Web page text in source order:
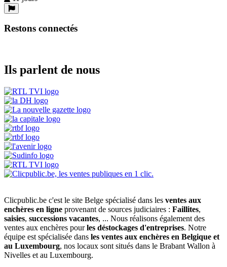
Restons connectés
Ils parlent de nous
Clicpublic.be c'est le site Belge spécialisé dans les ventes aux
enchères en ligne provenant de sources judiciaires : Faillites,
saisies, successions vacantes, ... Nous réalisons également des
ventes aux enchères pourles déstockages d'entreprises. Notre
équipe est spécialisée dans les ventes aux enchères en Belgique et
au Luxembourg, nos locaux sont situés dans le Brabant Wallon à
Nivelles et au Luxembourg.